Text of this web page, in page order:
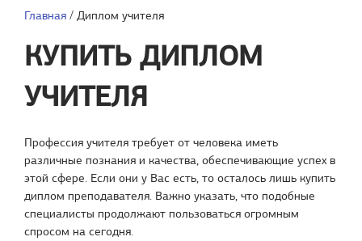
Главная / Диплом учителя
КУПИТЬ ДИПЛОМ
УЧИТЕЛЯ
Профессия учителя требует от человека иметь
различные познания и качества, обеспечивающие успех в
этой сфере. Если они у Вас есть, то осталось лишь купить
диплом преподавателя. Важно указать, что подобные
специалисты продолжают пользоваться огромным
спросом на сегодня.